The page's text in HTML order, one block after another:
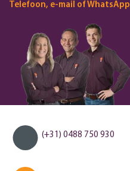
Telefoon, e-mail of WhatsApp
(+31) 0488 750 930